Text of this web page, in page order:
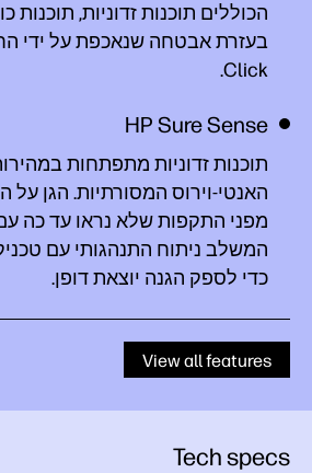
הכוללים תוכנות זדוניות, תוכנות
Click‏.
HP Sure Sense
תוכנות זדוניות מתפתחות
האנטי-וירוס המסורתיות. הגן
כדי לספק הגנה יוצאת דופן.
View all features
Tech specs